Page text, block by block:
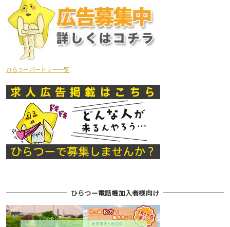
ひらつーパートナー一覧
ひらつー電話帳加入者様向け